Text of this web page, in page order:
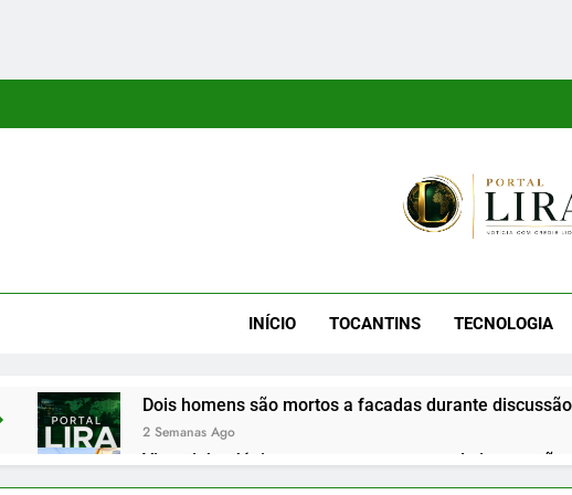
E
INÍCIO TOCANTINS TECNOLOGIA
Dois homens são mortos a facadas durante
2 Semanas Ago
Vicentinho Júnior apresenta propostas de
2 Semanas Ago